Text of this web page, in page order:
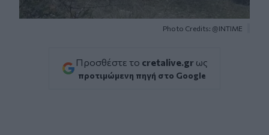
Photo Credits: @INTIME
Προσθέστε το cretalive.gr ως
προτιμώμενη πηγή στο Google